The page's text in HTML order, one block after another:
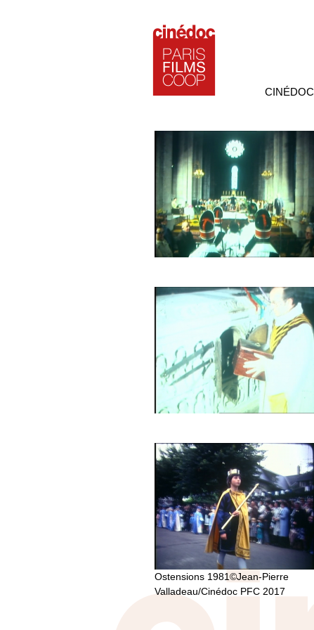
CINÉDOC
Ostensions 1981©Jean-Pierre
Valladeau/Cinédoc PFC 2017